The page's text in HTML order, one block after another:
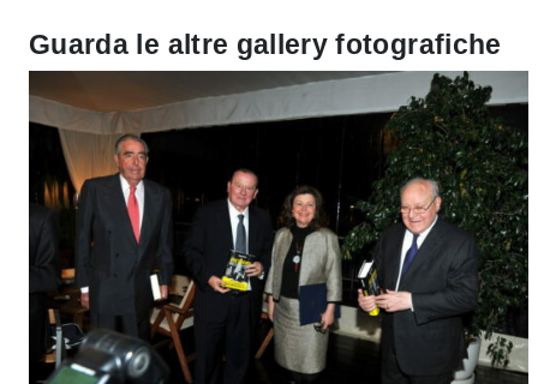
Guarda le altre gallery fotografiche